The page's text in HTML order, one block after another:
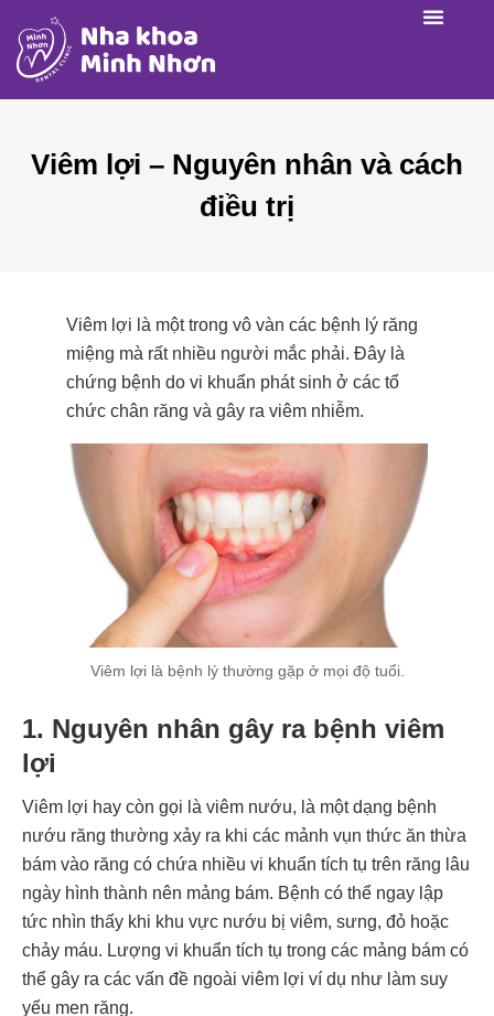
Viêm lợi – Nguyên nhân và cách
điều trị
Viêm lợi là một trong vô vàn các bệnh lý răng
miệng mà rất nhiều người mắc phải. Đây là
chứng bệnh do vi khuẩn phát sinh ở các tổ
chức chân răng và gây ra viêm nhiễm.
Viêm lợi là bệnh lý thường gặp ở mọi độ tuổi.
1. Nguyên nhân gây ra bệnh viêm
lợi
Viêm lợi hay còn gọi là viêm nướu, là một dạng bệnh
nướu răng thường xảy ra khi các mảnh vụn thức ăn thừa
bám vào răng có chứa nhiều vi khuẩn tích tụ trên răng lâu
ngày hình thành nên mảng bám. Bệnh có thể ngay lập
tức nhìn thấy khi khu vực nướu bị viêm, sưng, đỏ hoặc
chảy máu. Lượng vi khuẩn tích tụ trong các mảng bám có
thể gây ra các vấn đề ngoài viêm lợi ví dụ như làm suy
yếu men răng.